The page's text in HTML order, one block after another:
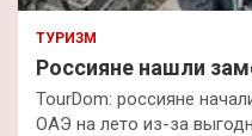
ТУРИЗМ
Россияне нашли
TourDom: россияне
ОАЭ на лето из-за